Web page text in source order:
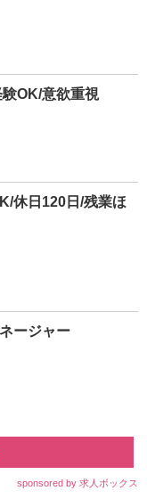
OK/意欲重視
休日120日/残業ほ
ージャー
sponsored by 求人ボックス